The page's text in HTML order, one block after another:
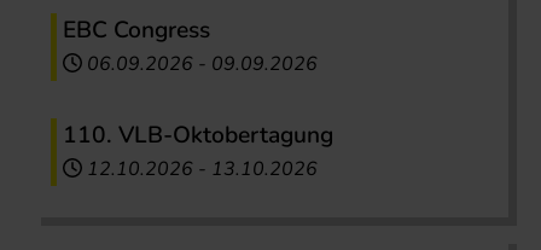
EBC Congress
06.09.2026 - 09.09.2026
110. VLB-Oktobertagung
12.10.2026 - 13.10.2026